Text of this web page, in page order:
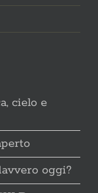
cielo e
oggi?